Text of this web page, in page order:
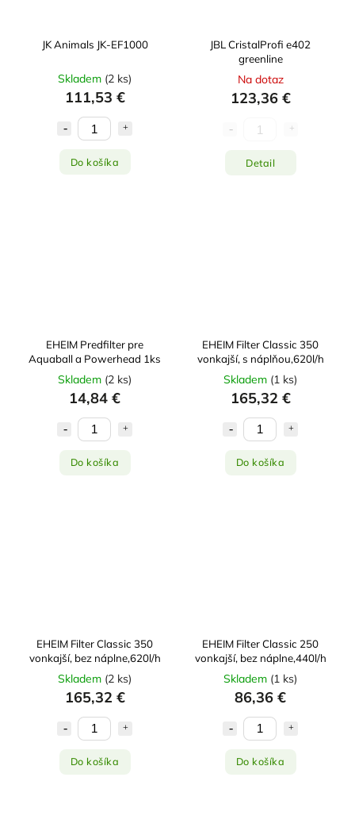
JK Animals JK-EF1000
Skladem (2 ks)
111,53 €
Do košíka
JBL CristalProfi e402
greenline
Na dotaz
123,36 €
Detail
EHEIM Predfilter pre
Aquaball a Powerhead 1ks
Skladem (2 ks)
14,84 €
Do košíka
EHEIM Filter Classic 350
vonkajší, s náplňou,620l/h
Skladem (1 ks)
165,32 €
Do košíka
EHEIM Filter Classic 350
vonkajší, bez náplne,620l/h
Skladem (2 ks)
165,32 €
Do košíka
EHEIM Filter Classic 250
vonkajší, bez náplne,440l/h
Skladem (1 ks)
86,36 €
Do košíka